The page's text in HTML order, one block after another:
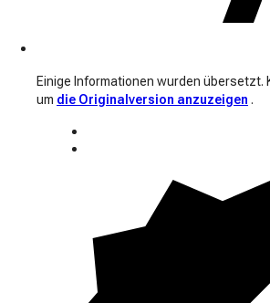
Einige Informationen wurden übersetzt.
um die Originalversion anzuzeigen .